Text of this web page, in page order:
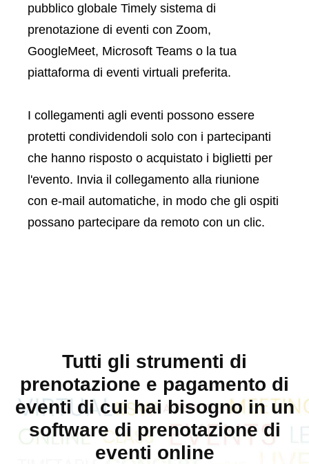
pubblico globale Timely sistema di
prenotazione di eventi con Zoom,
GoogleMeet, Microsoft Teams o la tua
piattaforma di eventi virtuali preferita.
I collegamenti agli eventi possono essere
protetti condividendoli solo con i partecipanti
che hanno risposto o acquistato i biglietti per
l'evento. Invia il collegamento alla riunione
con e-mail automatiche, in modo che gli ospiti
possano partecipare da remoto con un clic.
Tutti gli strumenti di
prenotazione e pagamento di
eventi di cui hai bisogno in un
software di prenotazione di
eventi online